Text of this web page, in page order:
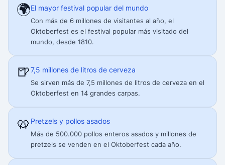
🌍El mayor festival popular del mundo
Con más de 6 millones de visitantes al año, el
Oktoberfest es el festival popular más visitado del
mundo, desde 1810.
🍺7,5 millones de litros de cerveza
Se sirven más de 7,5 millones de litros de cerveza en el
Oktoberfest en 14 grandes carpas.
🥨 Pretzels y pollos asados
Más de 500.000 pollos enteros asados y millones de
pretzels se venden en el Oktoberfest cada año.